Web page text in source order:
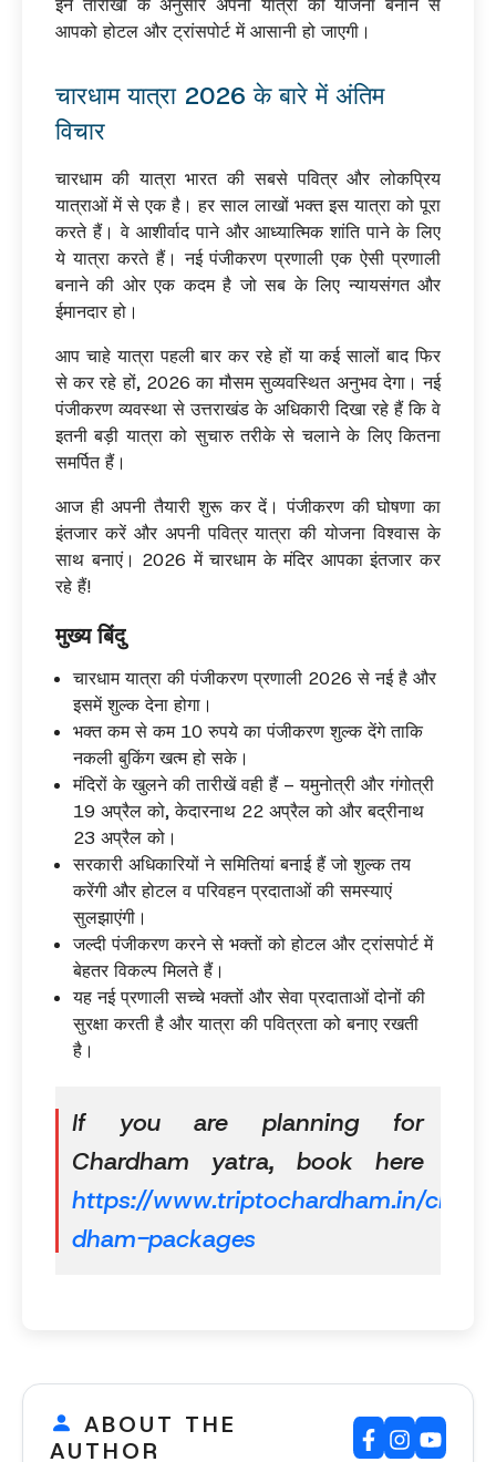
आपको होटल और ट्रांसपोर्ट में आसानी हो जाएगी।
चारधाम यात्रा 2026 के बारे में अंतिम
विचार
चारधाम की यात्रा भारत की सबसे पवित्र और लोकप्रिय
यात्राओं में से एक है। हर साल लाखों भक्त इस यात्रा को पूरा
करते हैं। वे आशीर्वाद पाने और आध्यात्मिक शांति पाने के लिए
ये यात्रा करते हैं। नई पंजीकरण प्रणाली एक ऐसी प्रणाली
बनाने की ओर एक कदम है जो सब के लिए न्यायसंगत और
ईमानदार हो।
आप चाहे यात्रा पहली बार कर रहे हों या कई सालों बाद फिर
से कर रहे हों, 2026 का मौसम सुव्यवस्थित अनुभव देगा। नई
पंजीकरण व्यवस्था से उत्तराखंड के अधिकारी दिखा रहे हैं कि वे
इतनी बड़ी यात्रा को सुचारु तरीके से चलाने के लिए कितना
समर्पित हैं।
आज ही अपनी तैयारी शुरू कर दें। पंजीकरण की घोषणा का
इंतजार करें और अपनी पवित्र यात्रा की योजना विश्वास के
साथ बनाएं। 2026 में चारधाम के मंदिर आपका इंतजार कर
रहे हैं!
मुख्य बिंदु
चारधाम यात्रा की पंजीकरण प्रणाली 2026 से नई है और
इसमें शुल्क देना होगा।
भक्त कम से कम 10 रुपये का पंजीकरण शुल्क देंगे ताकि
नकली बुकिंग खत्म हो सके।
मंदिरों के खुलने की तारीखें वही हैं – यमुनोत्री और गंगोत्री
19 अप्रैल को, केदारनाथ 22 अप्रैल को और बद्रीनाथ
23 अप्रैल को।
सरकारी अधिकारियों ने समितियां बनाई हैं जो शुल्क तय
करेंगी और होटल व परिवहन प्रदाताओं की समस्याएं
सुलझाएंगी।
जल्दी पंजीकरण करने से भक्तों को होटल और ट्रांसपोर्ट में
बेहतर विकल्प मिलते हैं।
यह नई प्रणाली सच्चे भक्तों और सेवा प्रदाताओं दोनों की
सुरक्षा करती है और यात्रा की पवित्रता को बनाए रखती
है।
If you are planning for
Chardham yatra, book here
https://www.triptochardham.in/char-
dham-packages
ABOUT THE
AUTHOR